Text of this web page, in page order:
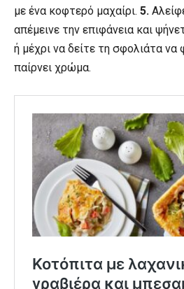
με ένα κοφτερό μαχαίρι. 5.
απέμεινε την επιφάνεια και
ή μέχρι να δείτε τη σφολιάτα να
παίρνει χρώμα.